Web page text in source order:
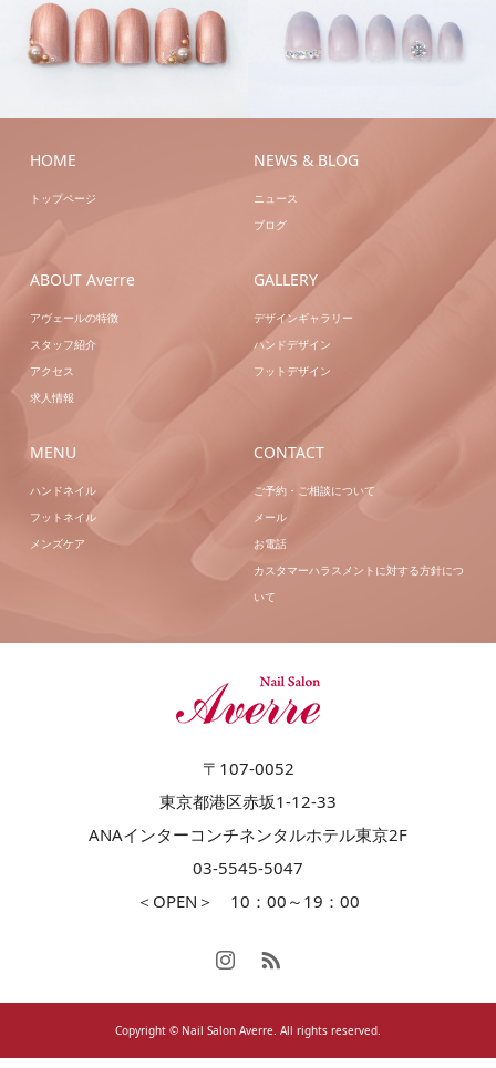
S/ア
ック ハンドネイル
ハン
ルアートB ハンドネ
イル
HOME
トップページ
NEWS & BLOG
ニュース
ブログ
ABOUT Averre
アヴェールの特徴
スタッフ紹介
アクセス
求人情報
GALLERY
デザインギャラリー
ハンドデザイン
フットデザイン
MENU
ハンドネイル
フットネイル
メンズケア
CONTACT
ご予約・ご相談について
メール
お電話
カスタマーハラスメントに対する方針につ
いて
〒107-0052
東京都港区赤坂1-12-33
ANAインターコンチネンタルホテル東京2F
03-5545-5047
＜OPEN＞ 10：00～19：00
Copyright © Nail Salon Averre. All rights reserved.